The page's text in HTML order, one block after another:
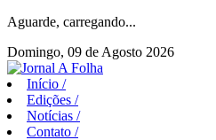
Aguarde, carregando...
Domingo, 09 de Agosto 2026
Início /
Edições /
Notícias /
Contato /